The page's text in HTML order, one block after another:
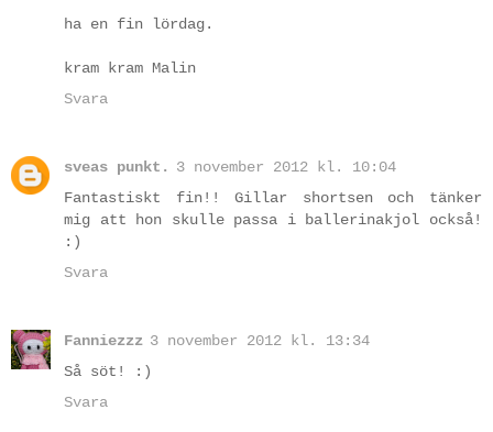
ha en fin lördag.
kram kram Malin
Svara
sveas punkt.
3 november 2012 kl. 10:04
Fantastiskt fin!! Gillar shortsen och tänker
mig att hon skulle passa i ballerinakjol också!
:)
Svara
Fanniezzz 3 november 2012 kl. 13:34
Så söt! :)
Svara